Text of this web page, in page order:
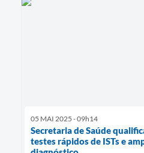
05 MAI 2025 - 09h14
Secretaria de Saúde
testes rápidos de ISTs e